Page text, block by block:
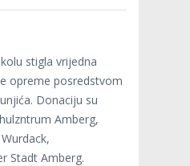
stigla vrijedna
opreme posredstvom
Donaciju su
Amberg,
Stadt Amberg.